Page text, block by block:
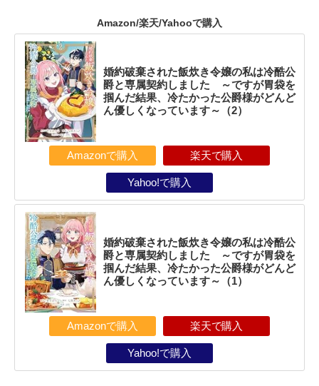
Amazon/楽天/Yahooで購入
婚約破棄された飯炊き令嬢の私は冷酷公
爵と専属契約しました ～ですが胃袋を
掴んだ結果、冷たかった公爵様がどんど
ん優しくなっています～（2）
Amazonで購入 楽天で購入
Yahoo!で購入
婚約破棄された飯炊き令嬢の私は冷酷公
爵と専属契約しました ～ですが胃袋を
掴んだ結果、冷たかった公爵様がどんど
ん優しくなっています～（1）
Amazonで購入 楽天で購入
Yahoo!で購入